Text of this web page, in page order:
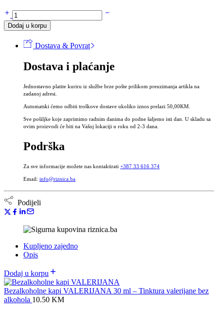
Bezalkoholne
kapi
VALERIJANA
Tinktura
valerijane
alkohola
Dodaj u korpu
Dostava & Povrat
Dostava i plaćanje
Jednostavno platite kuriru iz službe brze pošte prilikom preuzimanja artikla na
zadanoj adresi.
Automatski ćemo odbiti troškove dostave ukoliko iznos prelazi 50,00KM.
Sve pošiljke koje zaprimimo radnim danima do podne šaljemo isti dan. U skladu sa
ovim proizvodi će biti na Vašoj lokaciji u roku od 2-3 dana.
Podrška
Za sve informacije možete nas kontaktirati +387 33 616 374
Email: info@riznica.ba
Podijeli
Kupljeno zajedno
Opis
Dodaj u korpu
Bezalkoholne kapi VALERIJANA 30 ml – Tinktura valerijane bez
alkohola 10.50 KM